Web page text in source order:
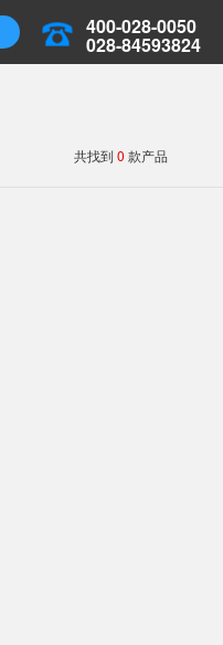
400-028-0050
028-84593824
共找到 0 款产品